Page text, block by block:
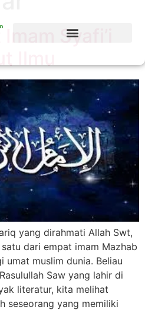
Syafi’i
yang dirahmati Allah Swt,
satu dari empat imam Mazhab
umat muslim dunia. Beliau
Saw yang lahir di
literatur, kita melihat
seseorang yang memiliki